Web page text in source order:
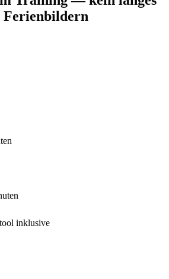
Ferienbildern
inklusive